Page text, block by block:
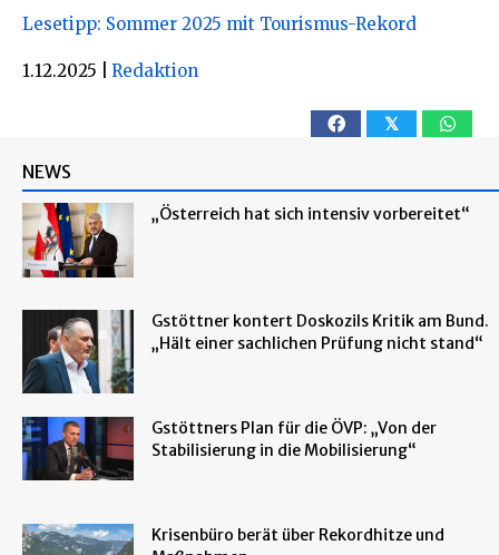
Lesetipp: Sommer 2025 mit Tourismus-Rekord
1.12.2025 Redaktion
𝕏
NEWS
„Österreich hat sich intensiv vorbereitet“
Gstöttner kontert Doskozils Kritik am Bund.
„Hält einer sachlichen Prüfung nicht stand“
Gstöttners Plan für die ÖVP: „Von der
Stabilisierung in die Mobilisierung“
Krisenbüro berät über Rekordhitze und